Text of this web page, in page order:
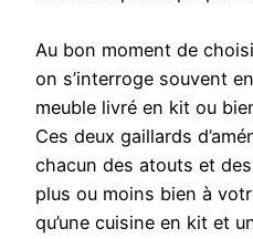
Au bon moment de
on s’interroge souvent
meuble livré en kit ou
Ces deux gaillards
chacun des atouts et
plus ou moins bien à
qu’une cuisine en kit et